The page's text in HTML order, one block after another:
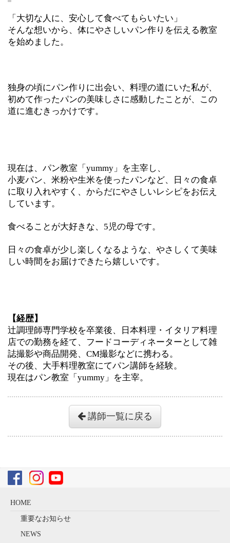
「大切な人に、安心して食べてもらいたい」
そんな想いから、体にやさしいパン作りを伝える教室
を始めました。
独身の頃にパン作りに出会い、料理の道にいた私が、
初めて作ったパンの美味しさに感動したことが、この
道に進むきっかけです。
現在は、パン教室「yummy」を主宰し、
小麦パン、米粉や生米を使ったパンなど、日々の食卓
に取り入れやすく、からだにやさしいレシピをお伝え
しています。
食べることが大好きな、5児の母です。
日々の食卓が少し楽しくなるような、やさしくて美味
しい時間をお届けできたら嬉しいです。
【経歴】
辻調理師専門学校を卒業後、日本料理・イタリア料理
店での勤務を経て、フードコーディネーターとして雑
誌撮影や商品開発、CM撮影などに携わる。
その後、大手料理教室にてパン講師を経験。
現在はパン教室「yummy」を主宰。
講師一覧に戻る
HOME
重要なお知らせ
NEWS